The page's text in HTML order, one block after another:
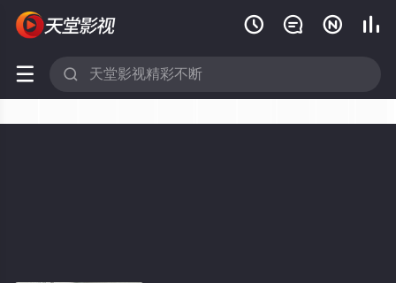
   
 